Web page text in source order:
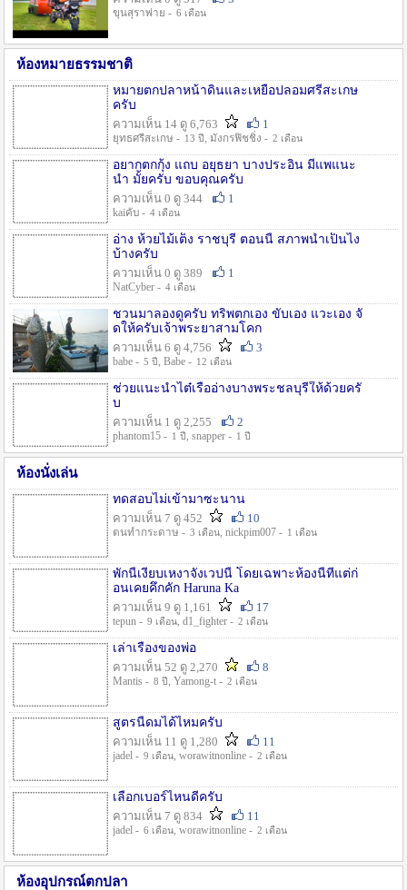
ขุนสุราพ่าย - 6 เดือน
ห้องหมายธรรมชาติ
หมายตกปลาหน้าดินและเหยื่อปลอมศรีสะเกษ
ครับ
ความเห็น 14 ดู 6,763
1
ยุทธศรีสะเกษ - 13 ปี , มังกรฟิชชิ่ง - 2 เดือน
อยากตกกุ้ง แถบ อยุธยา บางประอิน มีแพแนะ
นำ มั้ยครับ ขอบคุณครับ
ความเห็น 0 ดู 344
1
kaiคับ - 4 เดือน
อ่าง ห้วยไม้เต็ง ราชบุรี ตอนนี้ สภาพน้ำเป็นไง
บ้างครับ
ความเห็น 0 ดู 389
1
NatCyber - 4 เดือน
ชวนมาลองดูครับ ทริพตกเอง ขับเอง แวะเอง จั
ดให้ครับเจ้าพระยาสามโคก
ความเห็น 6 ดู 4,756
3
babe - 5 ปี , Babe - 12 เดือน
ช่วยแนะนำไต๋เรืออ่างบางพระชลบุรีให้ด้วยครั
บ
ความเห็น 1 ดู 2,255
2
phantom15 - 1 ปี , snapper - 1 ปี
ห้องนั่งเล่น
ทดสอบไม่เข้ามาซะนาน
ความเห็น 7 ดู 452
10
ตนทำกระดาษ - 3 เดือน, nickpim007 - 1 เดือน
พักนี้เงียบเหงาจังเวปนี้ โดยเฉพาะห้องนี้ที่แต่ก่
อนเคยคึกคัก Haruna Ka
ความเห็น 9 ดู 1,161
17
tepun - 9 เดือน, d1_fighter - 2 เดือน
เล่าเรื่องของพ่อ
ความเห็น 52 ดู 2,270
8
Mantis - 8 ปี , Yamong-t - 2 เดือน
สูตรนี้ดมได้ไหมครับ
ความเห็น 11 ดู 1,280
11
jadel - 9 เดือน, worawitnonline - 2 เดือน
เลือกเบอร์ไหนดีครับ
ความเห็น 7 ดู 834
11
jadel - 6 เดือน, worawitnonline - 2 เดือน
ห้องอุปกรณ์ตกปลา